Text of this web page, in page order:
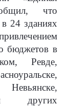
что
24 зданиях
бюджетов в
Ревде,
других